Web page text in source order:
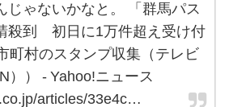
じゃないかなと。 「群馬パス
殺到 初日に1万件超え受け付
村のスタンプ収集（テレビ
）） - Yahoo!ニュース
articles/33e4c…